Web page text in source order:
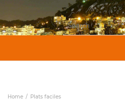
Search
for:
Home Plats faciles